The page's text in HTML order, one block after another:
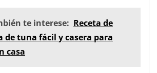
te interese: Receta de
de tuna fácil y casera para
casa